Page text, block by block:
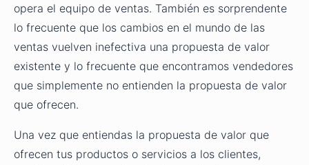
opera el equipo de ventas. También es sorprendente
lo frecuente que los cambios en el mundo de las
ventas vuelven inefectiva una propuesta de valor
existente y lo frecuente que encontramos vendedores
que simplemente no entienden la propuesta de valor
que ofrecen.
Una vez que entiendas la propuesta de valor que
ofrecen tus productos o servicios a los clientes,